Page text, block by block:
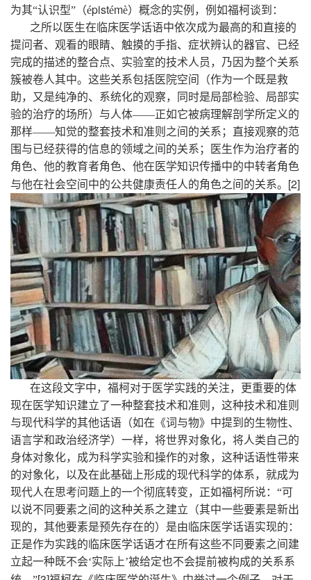
为其“认识型”（épistémè）概念的实例，例如福柯谈到：
之所以医生在临床医学话语中依次成为最高的和直接的
提问者、观看的眼睛、触摸的手指、症状辨认的器官、已经
完成的描述的整合点、实验室的技术人员，乃因为整个关系
簇被卷人其中。这些关系包括医院空间（作为一个既是救
助，又是纯净的、系统化的观察，同时是局部检验、局部实
验的治疗的场所）与人体——正如它被病理解剖学所定义的
那样——知觉的整套技术和准则之间的关系；直接观察的范
围与已经获得的信息的领域之间的关系；医生作为治疗者的
角色、他的教育者角色、他在医学知识传播中的中转者角色
与他在社会空间中的公共健康责任人的角色之间的关系。 [2]
在这段文字中，福柯对于医学实践的关注，更重要的体
现在医学知识建立了一种整套技术和准则，这种技术和准则
与现代科学的其他话语（如在《词与物》中提到的生物性、
语言学和政治经济学）一样，将世界对象化，将人类自己的
身体对象化，成为科学实验和操作的对象，这种话语性带来
的对象化，以及在此基础上形成的现代科学的体系，就成为
现代人在思考问题上的一个彻底转变，正如福柯所说：“可
以说不同要素之间的这种关系之建立（其中一些要素是新出
现的，其他要素是预先存在的）是由临床医学话语实现的：
正是作为实践的临床医学话语才在所有这些不同要素之间建
立起一种既不会‘实际上’被给定也不会提前被构成的关系系